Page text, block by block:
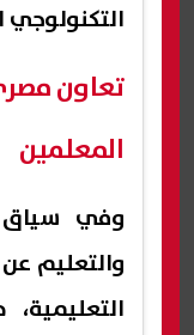
تعاون
المعلمين
وفي سياق
والتعليم عن